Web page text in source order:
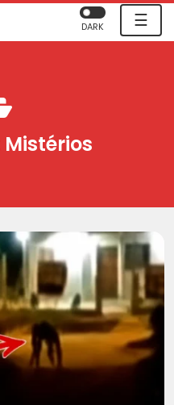
☰
DARK
Mistérios